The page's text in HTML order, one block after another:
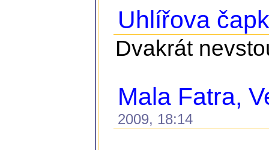
Uhlířova
Dvakrát
Mala Fatra,
2009, 18:14